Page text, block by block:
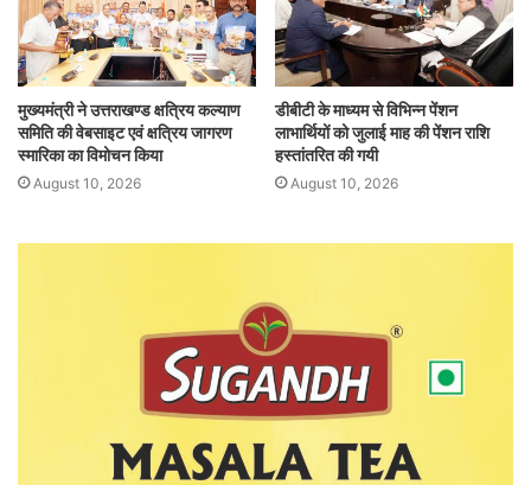
मुख्यमंत्री ने उत्तराखण्ड क्षत्रिय कल्याण
समिति की वेबसाइट एवं क्षत्रिय जागरण
स्मारिका का विमोचन किया
August 10, 2026
डीबीटी के माध्यम से विभिन्न पेंशन
लाभार्थियों को जुलाई माह की पेंशन राशि
हस्तांतरित की गयी
August 10, 2026